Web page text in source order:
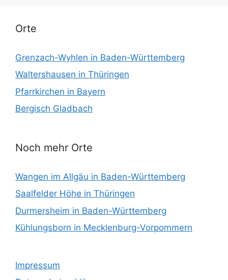
Orte
Grenzach-Wyhlen in Baden-Württemberg
Waltershausen in Thüringen
Pfarrkirchen in Bayern
Bergisch Gladbach
Noch mehr Orte
Wangen im Allgäu in Baden-Württemberg
Saalfelder Höhe in Thüringen
Durmersheim in Baden-Württemberg
Kühlungsborn in Mecklenburg-Vorpommern
Impressum